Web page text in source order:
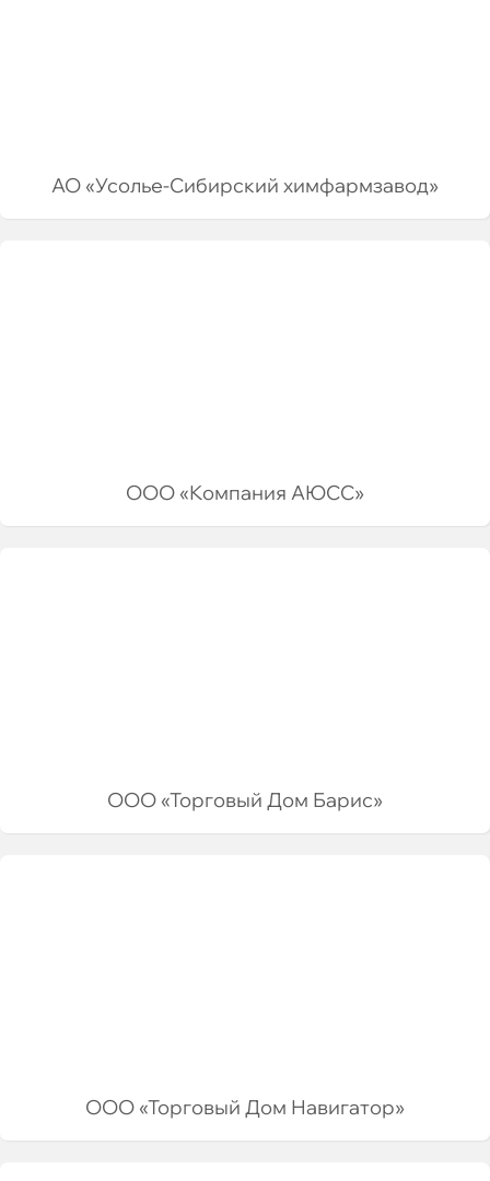
АО «Усолье-Сибирский химфармзавод»
ООО «Компания АЮСС»
ООО «Торговый Дом Барис»
ООО «Торговый Дом Навигатор»